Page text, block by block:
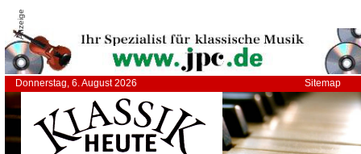
Anzeige
Donnerstag, 6. August 2026 Sitemap